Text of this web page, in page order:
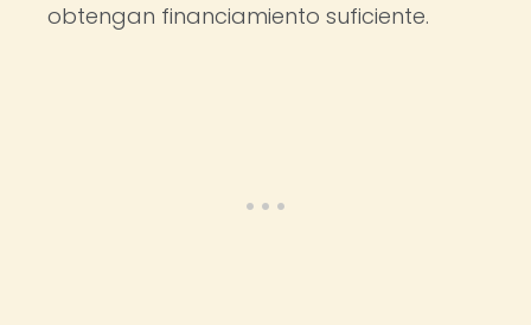
obtengan financiamiento suficiente.